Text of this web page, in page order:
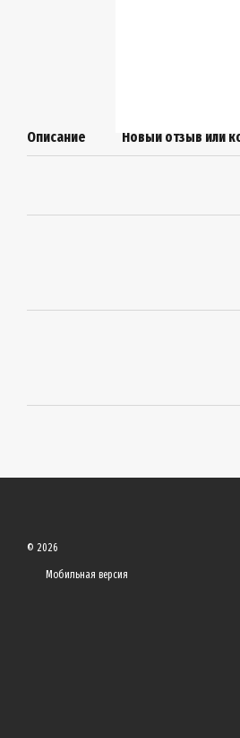
Описание Новый отзыв или
© 2026
Мобильная версия